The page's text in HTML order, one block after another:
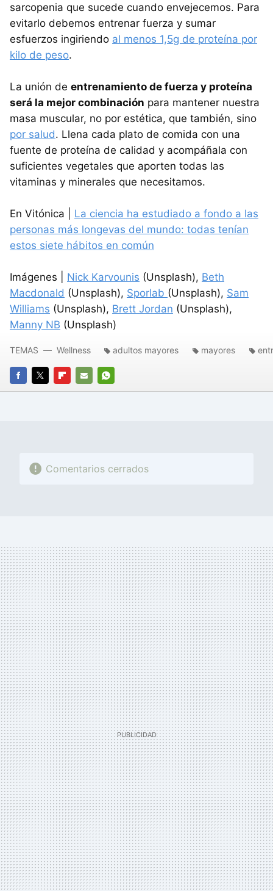
sarcopenia que sucede cuando envejecemos. Para
evitarlo debemos entrenar fuerza y sumar
esfuerzos ingiriendo al menos 1,5g de proteína por
kilo de peso.
La unión de entrenamiento de fuerza y proteína
será la mejor combinación para mantener nuestra
masa muscular, no por estética, que también, sino
por salud. Llena cada plato de comida con una
fuente de proteína de calidad y acompáñala con
suficientes vegetales que aporten todas las
vitaminas y minerales que necesitamos.
En Vitónica | La ciencia ha estudiado a fondo a las
personas más longevas del mundo: todas tenían
estos siete hábitos en común
Imágenes | Nick Karvounis (Unsplash), Beth
Macdonald (Unsplash), Sporlab (Unsplash), Sam
Williams (Unsplash), Brett Jordan (Unsplash),
Manny NB (Unsplash)
FACEBOOK
TWITTERFLIPBOARD
E-
WHATSAPP
TEMAS Wellness adultos mayores mayores
Comentarios cerrados